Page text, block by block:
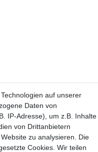
auf unserer
Daten von
IP-Adresse), um z.B. Inhalte
von Drittanbietern
zu analysieren. Die
Cookies. Wir teilen